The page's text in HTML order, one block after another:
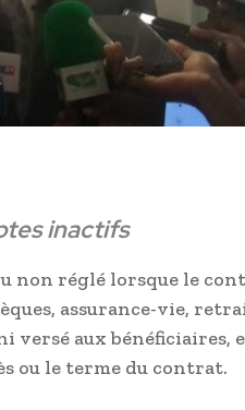
inactifs
non réglé lorsque le
assurance-vie,
versé aux bénéficiaires,
ou le terme du contrat.